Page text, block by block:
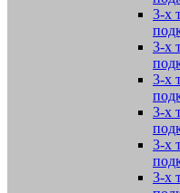
3-х
3-х
3-х
3-х
3-х
3-х